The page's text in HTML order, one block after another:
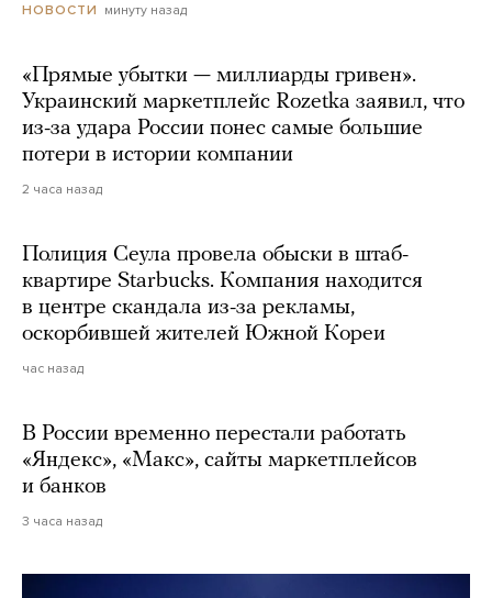
НОВОСТИ минуту назад
«Прямые убытки — миллиарды гривен».
Украинский маркетплейс Rozetka заявил, что
из-за удара России понес самые большие
потери в истории компании
2 часа назад
Полиция Сеула провела обыски в штаб-
квартире Starbucks. Компания находится
в центре скандала из-за рекламы,
оскорбившей жителей Южной Кореи
час назад
В России временно перестали работать
«Яндекс», «Макс», сайты маркетплейсов
и банков
3 часа назад